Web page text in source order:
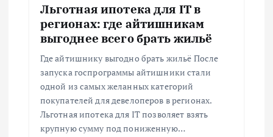
Льготная ипотека для IT в
регионах: где айтишникам
выгоднее всего брать жильё
Где айтишнику выгодно брать жильё После
запуска госпрограммы айтишники стали
одной из самых желанных категорий
покупателей для девелоперов в регионах.
Льготная ипотека для IT позволяет взять
крупную сумму под пониженную…